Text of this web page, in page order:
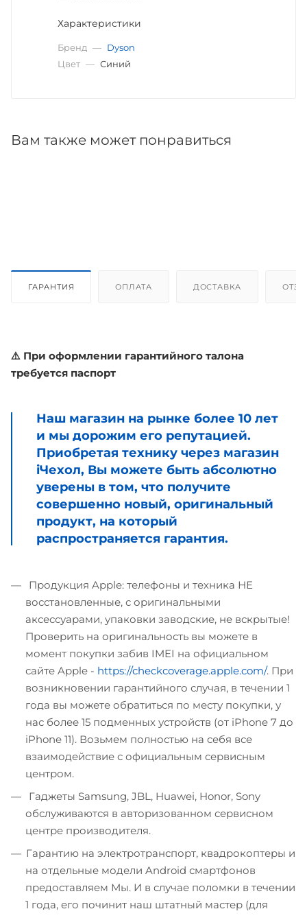
Характеристики
Бренд — Dyson
Цвет — Синий
Вам также может понравиться
ГАРАНТИЯ ОПЛАТА ДОСТАВКА
⚠️ При оформлении гарантийного талона
требуется паспорт
Наш магазин на рынке более 10 лет
и мы дорожим его репутацией.
Приобретая технику через магазин
iЧехол, Вы можете быть абсолютно
уверены в том, что получите
совершенно новый, оригинальный
продукт, на который
распространяется гарантия.
Продукция Apple: телефоны и техника НЕ
восстановленные, с оригинальными
аксессуарами, упаковки заводские, не вскрытые!
Проверить на оригинальность вы можете в
момент покупки забив IMEI на официальном
сайте Apple - https://checkcoverage.apple.com/. При
возникновении гарантийного случая, в течении 1
года вы можете обратиться по месту покупки, у
нас более 15 подменных устройств (от iPhone 7 до
iPhone 11). Возьмем полностью на себя все
взаимодействие с официальным сервисным
центром.
Гаджеты Samsung, JBL, Huawei, Honor, Sony
обслуживаются в авторизованном сервисном
центре производителя.
Гарантию на электротранспорт, квадрокоптеры и
на отдельные модели Android смартфонов
предоставляем Мы. И в случае поломки в течении
1 года, его починит наш штатный мастер (для